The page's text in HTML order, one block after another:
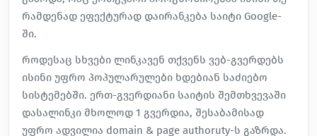
რამდენად ეფექტურად დაირანკება საიტი Google-
ში.
როდესაც სხვები ლინკავენ თქვენს ვებ-გვერდებს
ისინი უფრო პოპულარულები ხდებიან საძიებო
სისტემებში. ერთ-გვერდიანი საიტის შემთხვევაში
დასალინკი მხოლოდ 1 გვერდია, შესაბამისად
უფრო ადვილია domain & page authoruty-ს გაზრდა.